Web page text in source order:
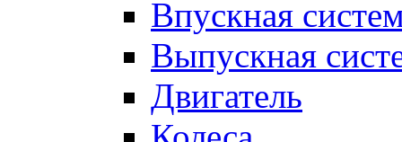
Впускная
Выпускная
Двигатель